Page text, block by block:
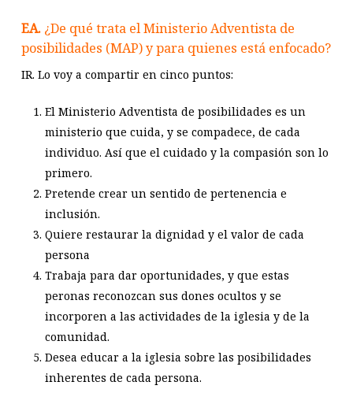
EA.¿De qué trata el Ministerio Adventista de
posibilidades (MAP) y para quienes está enfocado?
IR. Lo voy a compartir en cinco puntos:
El Ministerio Adventista de posibilidades es un
ministerio que cuida, y se compadece, de cada
individuo. Así que el cuidado y la compasión son lo
primero.
Pretende crear un sentido de pertenencia e
inclusión.
Quiere restaurar la dignidad y el valor de cada
persona
Trabaja para dar oportunidades, y que estas
peronas reconozcan sus dones ocultos y se
incorporen a las actividades de la iglesia y de la
comunidad.
Desea educar a la iglesia sobre las posibilidades
inherentes de cada persona.